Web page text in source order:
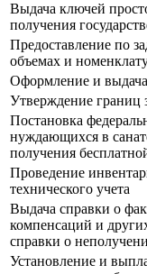
Выдача ключей
получения
Предоставление по
объемах и
Оформление и
Утверждение границ
Постановка
нуждающихся в
получения
Проведение
технического учета
Выдача справки о
компенсаций и
справки о
Установление и